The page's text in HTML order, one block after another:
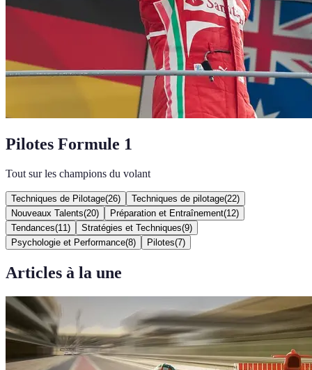
Pilotes Formule 1
Tout sur les champions du volant
Techniques de Pilotage(26) Techniques de pilotage(22)
Nouveaux Talents(20) Préparation et Entraînement(12)
Tendances(11 ) Stratégies et Techniques(9)
Psychologie et Performance(8) Pilotes(7)
Articles à la une